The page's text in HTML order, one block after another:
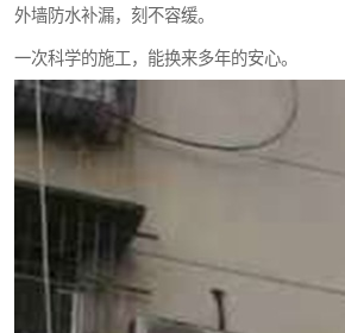
外墙防水补漏，刻不容缓。
一次科学的施工，能换来多年的安心。